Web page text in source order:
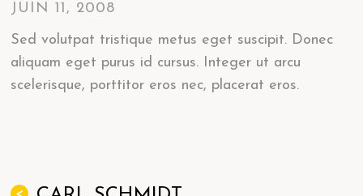
JUIN 11, 2008
Sed volutpat tristique metus eget suscipit. Donec
aliquam eget purus id cursus. Integer ut arcu
scelerisque, porttitor eros nec, placerat eros.